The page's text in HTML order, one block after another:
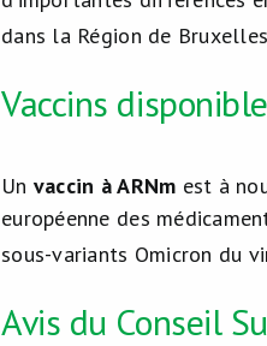
dans la Région de
Vaccins
Un vaccin à ARNm est à
européenne des
sous-variants Omicron du
Avis du Conseil